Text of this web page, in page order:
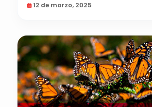
12 de marzo, 2025